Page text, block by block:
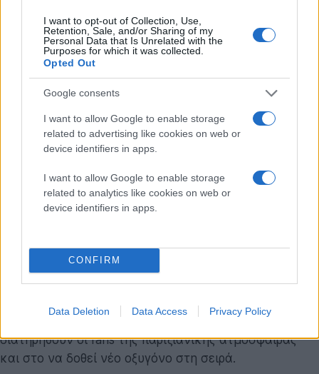
I want to opt-out of Collection, Use,
Retention, Sale, and/or Sharing of my
Personal Data that Is Unrelated with the
Purposes for which it was collected.
Opted Out
Google consents
I want to allow Google to enable storage
related to advertising like cookies on web or
device identifiers in apps.
I want to allow Google to enable storage
related to analytics like cookies on web or
device identifiers in apps.
CONFIRM
Data Deletion Data Access Privacy Policy
προαγωγή στην Agence Grateau τη μετατρέπει από
ανασφαλή expat σε επικεφαλής ενός νέου γραφείου,
αλλά αυτό δεν σημαίνει ότι οι Ιταλοί συνεργάτες της
ανοιχτές αγκάλες. Το trailer αφήνει να εννοηθεί ότι θα
υπάρξουν νέες επαγγελματικές συγκρούσεις, νέοι
έρωτες, και φυσικά νέες παρεξηγήσεις. Φαίνεται
όμως επίσης ότι το Παρίσι δεν είναι εντελώς εκτός
εικόνας: ακούμε την ατάκα Emily in Paris να
επαναλαμβάνεται, υπενθυμίζοντας ότι η πόλη που
αποτέλεσε το σκηνικό της δικής της προσωπικής
Δεν είναι ξεκάθαρο ακόμη πώς θα μοιραστεί η δράση
ανάμεσα στις δύο πόλεις, αλλά το trailer αφήνει το
ενδεχόμενο επιστροφής ανοιχτό. Αυτό, από μόνο του,
μπορεί να αποτελεί μια ισορροπία ανάμεσα στο να
διατηρηθούν οι fans της παριζιάνικης ατμόσφαιρας
και στο να δοθεί νέο οξυγόνο στη σειρά.